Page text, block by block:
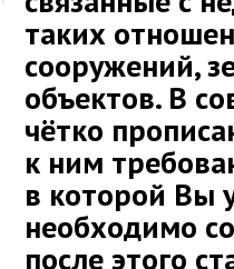
таких
сооружений,
объектов. В
чётко
к ним
в которой Вы
необходимо
после этого